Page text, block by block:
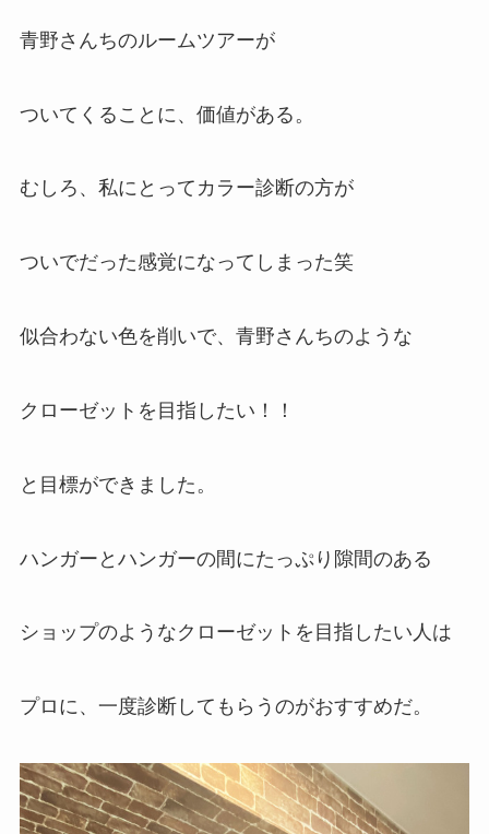
青野さんちのルームツアーが
ついてくることに、価値がある。
むしろ、私にとってカラー診断の方が
ついでだった感覚になってしまった笑
似合わない色を削いで、青野さんちのような
クローゼットを目指したい！！
と目標ができました。
ハンガーとハンガーの間にたっぷり隙間のある
ショップのようなクローゼットを目指したい人は
プロに、一度診断してもらうのがおすすめだ。